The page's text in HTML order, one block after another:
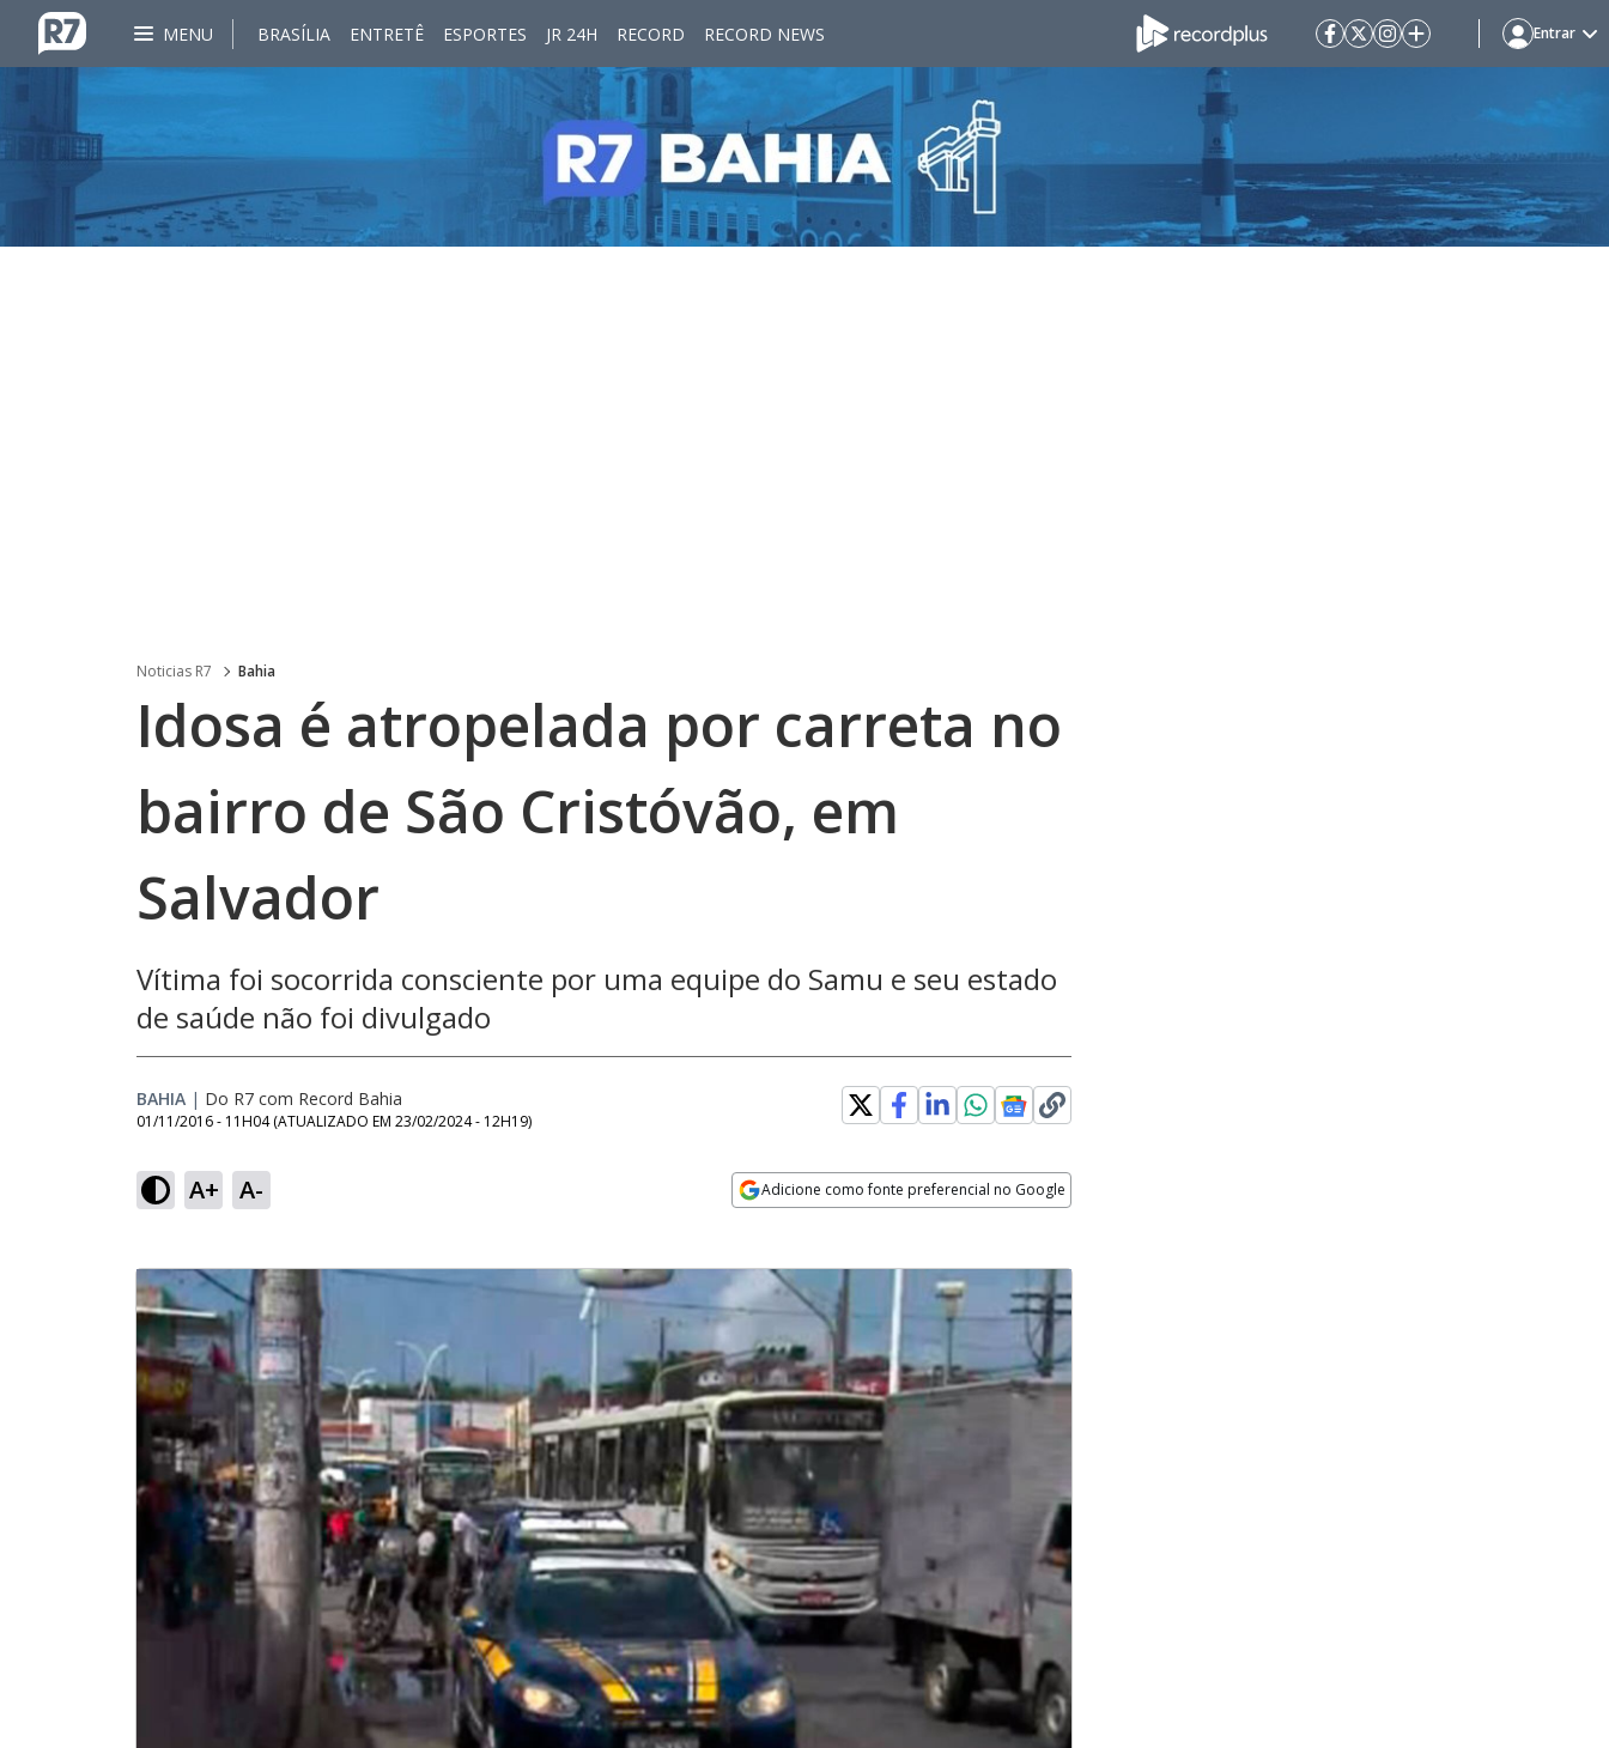
MENU BRASÍLIA ENTRETÊ ESPORTES JR 24H RECORD RECORD NEWS Entrar
Noticias R7 Bahia
Idosa é atropelada por carreta no
bairro de São Cristóvão, em
Salvador
Vítima foi socorrida consciente por uma equipe do Samu e seu estado
de saúde não foi divulgado
BAHIA | Do R7 com Record Bahia
01/11/2016 - 11H04 (ATUALIZADO EM 23/02/2024 - 12H19)
A+ A- Adicione como fonte preferencial no Google